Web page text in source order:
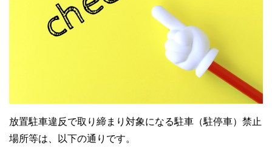
放置駐車違反で取り締まり対象になる駐車（駐停車）禁止
場所等は、以下の通りです。